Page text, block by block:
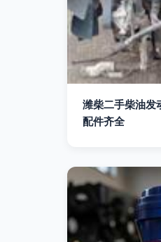
潍柴二手柴油发
配件齐全